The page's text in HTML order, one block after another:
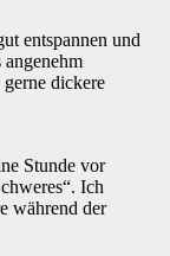
entspannen und
dickere
Stunde vor
Ich
während der